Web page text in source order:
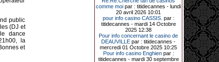
public
(DJ et
dance
la
et
sur une autre machine à sous.
Enfin, troisième et dernier jackpot,
record cette fois-ci, le samedi 28
mars dernier. Quelque 111 322
euros ont été remportés sur la table
d’Ultimate Texas Hold’em Poker,
grâce à une mise de 5 euros sur la
case bonus et une quinte flush
royale. Ces gains ont été annoncés
comme moi par : titidecannes - lundi
20 avril 2026 10:01
pour info casino CASSIS. par :
titidecannes - mardi 14 Octobre
2025 12:38
Pour info concernant le casino de
DEAUVILLE par : titidecannes -
mercredi 01 Octobre 2025 10:25
Pour info casino Enghienpar :
titidecannes - mardi 30 septembre